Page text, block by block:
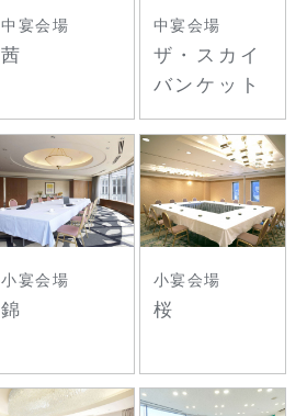
中宴会場
茜
中宴会場
ザ・スカイ
バンケット
小宴会場
錦
小宴会場
桜